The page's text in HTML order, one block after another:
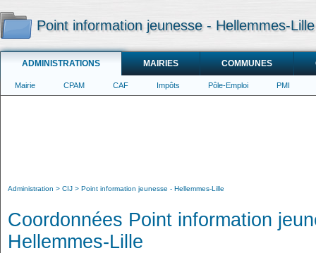
Point information jeunesse - Hellemmes-Lille
ADMINISTRATIONS MAIRIES COMMUNES
Mairie CPAM CAF Impôts Pôle-Emploi PMI
Administration CIJ Point information jeunesse - Hellemmes-Lille
Coordonnées Point information
Hellemmes-Lille